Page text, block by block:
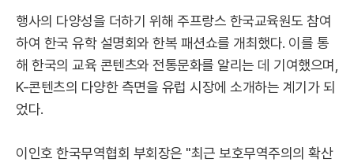
행사의 다양성을 더하기 위해 주프랑스 한국교육원도 참여
하여 한국 유학 설명회와 한복 패션쇼를 개최했다. 이를 통
해 한국의 교육 콘텐츠와 전통문화를 알리는 데 기여했으며,
K-콘텐츠의 다양한 측면을 유럽 시장에 소개하는 계기가 되
었다.
이인호 한국무역협회 부회장은 "최근 보호무역주의의 확산